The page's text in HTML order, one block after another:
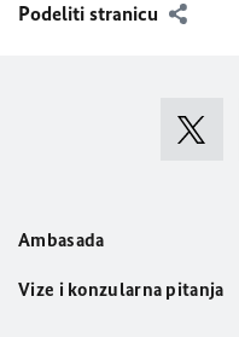
Podeliti stranicu
Ambasada
Vize i konzularna pitanja